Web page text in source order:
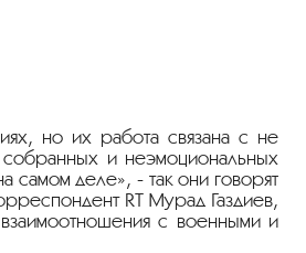
но их работа связана с не
и неэмоциональных
самом деле», - так они говорят
RT Мурад Газдиев,
с военными и